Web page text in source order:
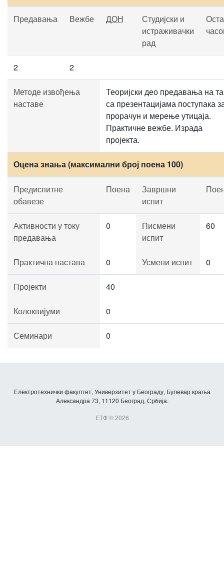
Предавања Вежбе ДОН
Студијски и
истраживачки
рад
2 2
Методе извођења
наставе
Теоријски део предавања на
са презентацијама поступака
прорачун и мерење утицаја.
Практичне вежбе. Израда
пројекта.
Оцена знања (максимални број поена 100)
Предиспитне
обавезе
Поена
Завршни
испит
Активности у току
предавања
0
Писмени
испит
60
Практична настава 0 Усмени испит 0
Пројекти 40
Колоквијуми 0
Семинари 0
Електротехнички факултет, Универзитет у Београду, Булевар краља
Александра 73, 11120 Београд, Србија.
ЕТФ © 2026